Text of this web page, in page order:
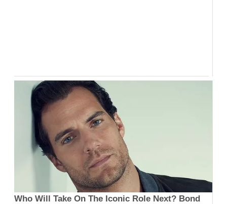
Who Will Take On The Iconic Role Next? Bond